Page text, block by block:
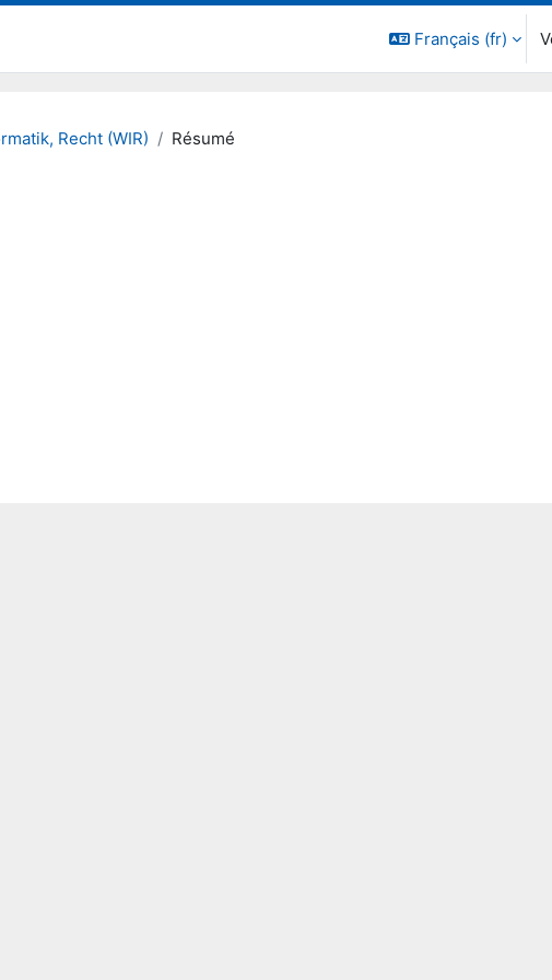
Français ‎(fr)‎
Recht (WIR) Résumé